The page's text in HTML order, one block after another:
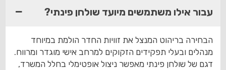
עבור אילו משתמשים מיועד שולחן פינתי?
הבחירה בריהוט המנצל את זוויות החדר הולמת במיוחד
מנהלים ובעלי תפקידים הזקוקים למרחב אישי מוגדר ומרווח.
דגם של שולחן פינתי מאפשר ניצול אופטימלי בחלל המשרד,